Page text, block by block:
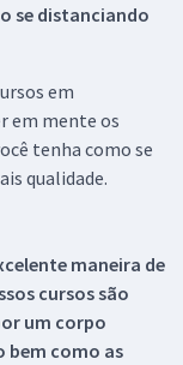
se distanciando
em
em mente os
tenha como se
qualidade.
maneira de
cursos são
um corpo
bem como as